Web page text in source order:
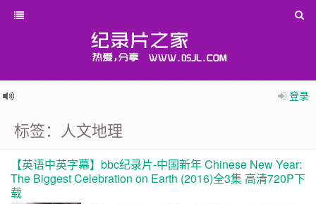
登录
标签：人文地理
【英语中英字幕】bbc纪录片-中国新年 Chinese New Year:
The Biggest Celebration on Earth (2016)全3集 高清720P下
载